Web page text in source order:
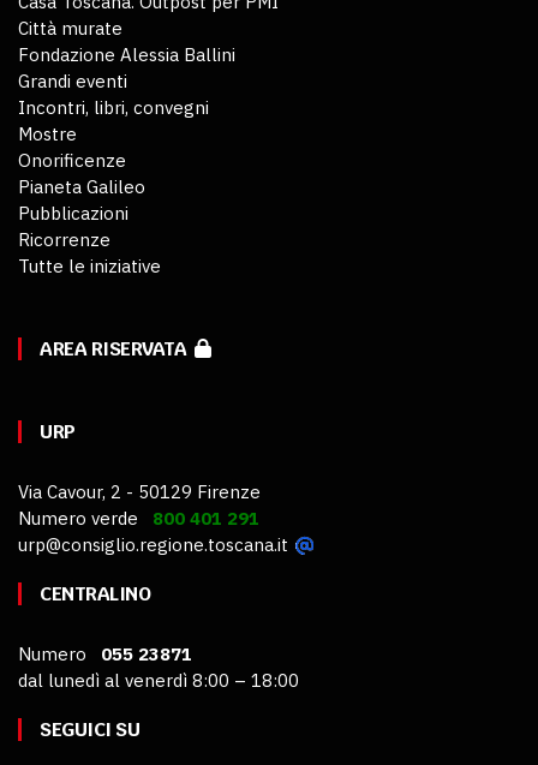
Città murate
Fondazione Alessia Ballini
Grandi eventi
Incontri, libri, convegni
Mostre
Onorificenze
Pianeta Galileo
Pubblicazioni
Ricorrenze
Tutte le iniziative
AREA RISERVATA
URP
Via Cavour, 2 - 50129 Firenze
Numero verde 800 401 291
urp@consiglio.regione.toscana.it
CENTRALINO
Numero 055 23871
dal lunedì al venerdì 8:00 – 18:00
SEGUICI SU